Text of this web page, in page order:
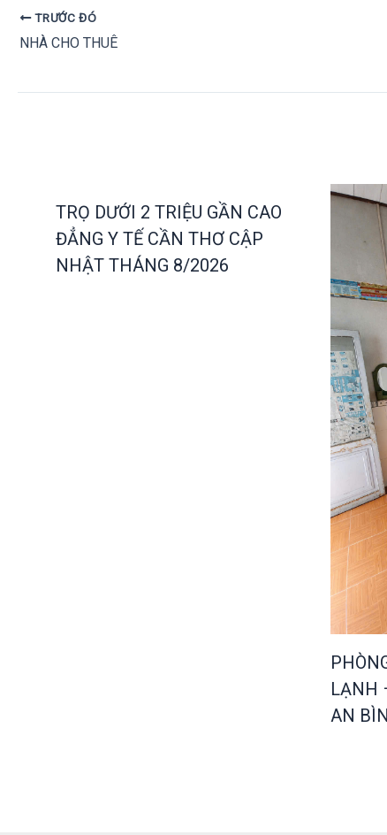
TRƯỚC ĐÓ
NHÀ CHO THUÊ
TRỌ DƯỚI 2 TRIỆU GẦN CAO
ĐẲNG Y TẾ CẦN THƠ CẬP
NHẬT THÁNG 8/2026
LẠNH
AN